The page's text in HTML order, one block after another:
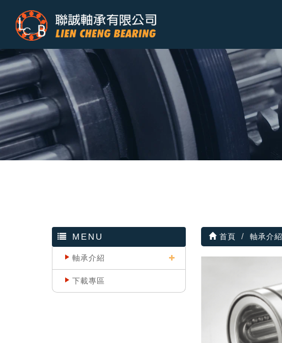
MENU
軸承介紹
下載專區
首頁 軸承介紹